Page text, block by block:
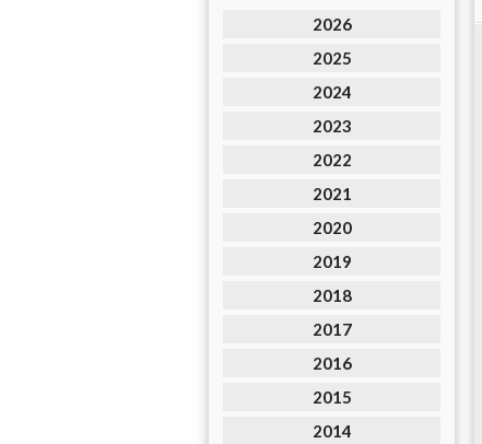
2026
2025
2024
2023
2022
2021
2020
2019
2018
2017
2016
2015
2014